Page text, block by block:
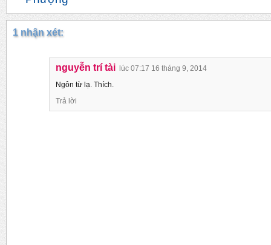
1 nhận xét:
nguyễn trí tài
lúc 07:17 16 tháng 9, 2014
Ngôn từ lạ. Thích.
Trả lời